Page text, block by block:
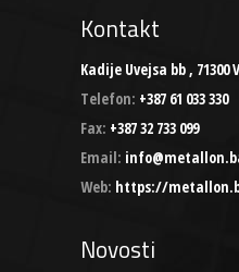
Kontakt
Kadije Uvejsa bb , 71300
Telefon: +387 61 033 330
Fax: +387 32 733 099
Email:
Web: https://
Novosti